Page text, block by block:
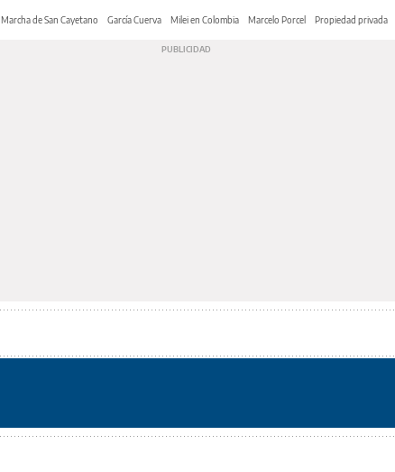
Marcha de San Cayetano García Cuerva Milei en Colombia Marcelo Porcel Propiedad privada